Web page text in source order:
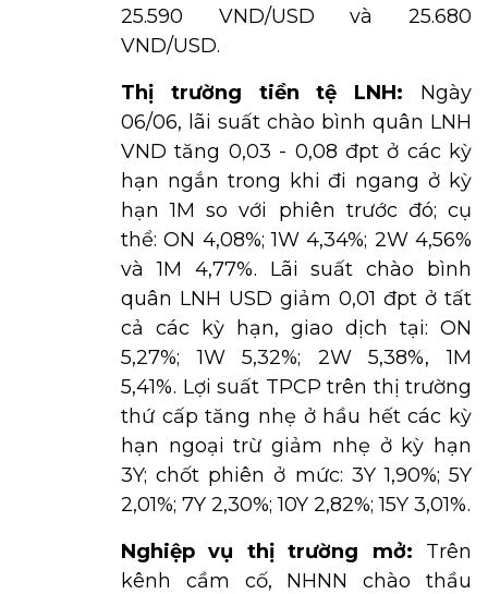
25.590 VND/USD và 25.680
VND/USD.
Thị trường tiền tệ LNH: Ngày
06/06, lãi suất chào bình quân LNH
VND tăng 0,03 - 0,08 đpt ở các kỳ
hạn ngắn trong khi đi ngang ở kỳ
hạn 1M so với phiên trước đó; cụ
thể: ON 4,08%; 1W 4,34%; 2W 4,56%
và 1M 4,77%. Lãi suất chào bình
quân LNH USD giảm 0,01 đpt ở tất
cả các kỳ hạn, giao dịch tại: ON
5,27%; 1W 5,32%; 2W 5,38%, 1M
5,41%. Lợi suất TPCP trên thị trường
thứ cấp tăng nhẹ ở hầu hết các kỳ
hạn ngoại trừ giảm nhẹ ở kỳ hạn
3Y; chốt phiên ở mức: 3Y 1,90%; 5Y
2,01%; 7Y 2,30%; 10Y 2,82%; 15Y 3,01%.
Nghiệp vụ thị trường mở: Trên
kênh cầm cố, NHNN chào thầu